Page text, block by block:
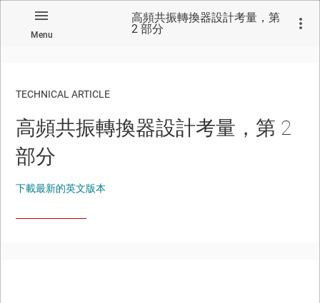
Menu
高頻共振轉換器設計考量，第
2 部分
TECHNICAL ARTICLE
高頻共振轉換器設計考量，第 2
部分
下載最新的英文版本